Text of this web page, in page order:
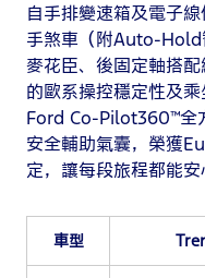
自手排變速箱及電子
手煞車（附Auto-Hold
麥花臣、後固定軸搭
的歐系操控穩定性及
Ford Co-Pilot360™全
安全輔助氣囊，榮獲
定，讓每段旅程都能安
車型